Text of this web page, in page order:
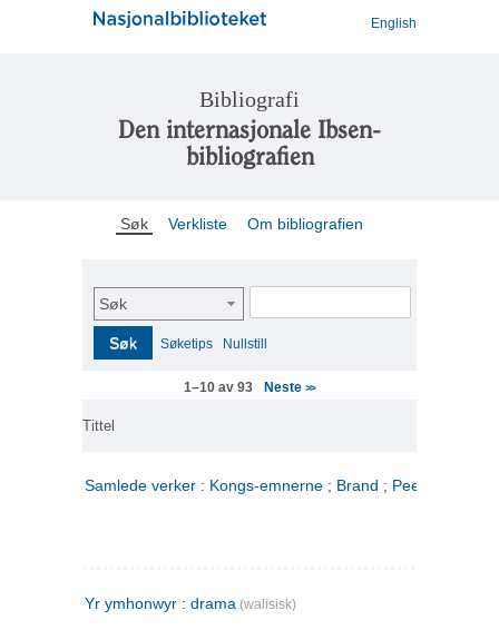
English
Bibliografi
Den internasjonale Ibsen-
bibliografien
Søk Verkliste Om bibliografien
Søk
Søk Søketips Nullstill
1–10 av 93 Neste>>
Tittel
Samlede verker : Kongs-emnerne ; Brand ; Peer Gynt. 2
Yr ymhonwyr : drama (walisisk)